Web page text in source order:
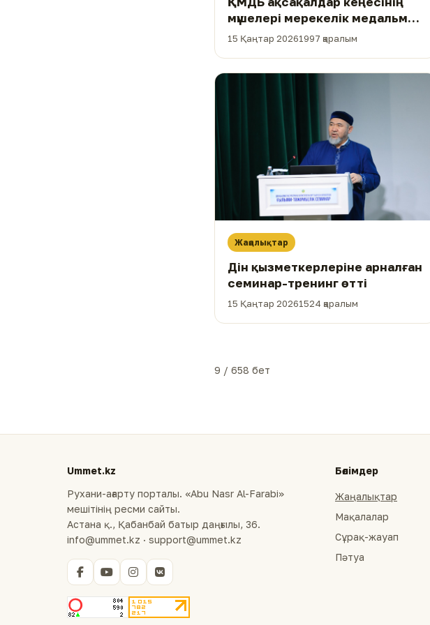
мүшелері мерекелік медальмен
марапатталды
15 Қаңтар 20261997 қаралым
Жаңалықтар
Дін қызметкерлеріне арналған
семинар-тренинг өтті
15 Қаңтар 20261524 қаралым
9 / 658 бет
Ummet.kz
Рухани-ағарту порталы. «Abu Nasr Al-Farabi»
мешітінің ресми сайты.
Астана қ., Қабанбай батыр даңғылы, 36.
info@ummet.kz · support@ummet.kz
Бөлімдер
Жаңалықтар
Мақалалар
Сұрақ-жауап
Пәтуа